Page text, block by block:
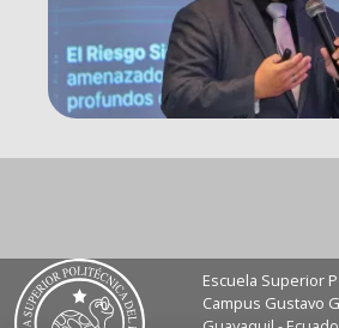
Escuela Superior
Campus Gustavo